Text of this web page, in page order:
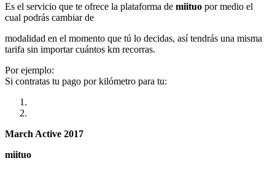
Es el servicio que te ofrece la plataforma de miituo por medio el
cual podrás cambiar de
modalidad en el momento que tú lo decidas, así tendrás una misma
tarifa sin importar cuántos km recorras.
Por ejemplo:
Si contratas tu pago por kilómetro para tu:
March Active 2017
miituo